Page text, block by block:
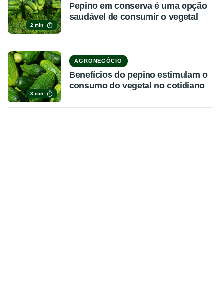
2 min
Pepino em conserva é uma opção
saudável de consumir o vegetal
3 min
AGRONEGÓCIO
Benefícios do pepino estimulam o
consumo do vegetal no cotidiano